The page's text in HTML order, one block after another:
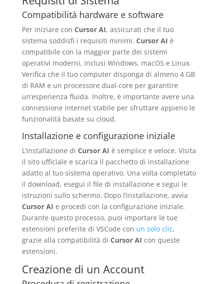
Compatibilità hardware e software
Per iniziare con Cursor AI, assicurati che il tuo
sistema soddisfi i requisiti minimi. Cursor AI è
compatibile con la maggior parte dei sistemi
operativi moderni, inclusi Windows, macOS e Linux.
Verifica che il tuo computer disponga di almeno 4 GB
di RAM e un processore dual-core per garantire
un’esperienza fluida. Inoltre, è importante avere una
connessione internet stabile per sfruttare appieno le
funzionalità basate su cloud.
Installazione e configurazione iniziale
L’installazione di Cursor AI è semplice e veloce. Visita
il sito ufficiale e scarica il pacchetto di installazione
adatto al tuo sistema operativo. Una volta completato
il download, esegui il file di installazione e segui le
istruzioni sullo schermo. Dopo l’installazione, avvia
Cursor AI e procedi con la configurazione iniziale.
Durante questo processo, puoi importare le tue
estensioni preferite di VSCode con un solo clic,
grazie alla compatibilità di Cursor AI con queste
estensioni.
Creazione di un Account